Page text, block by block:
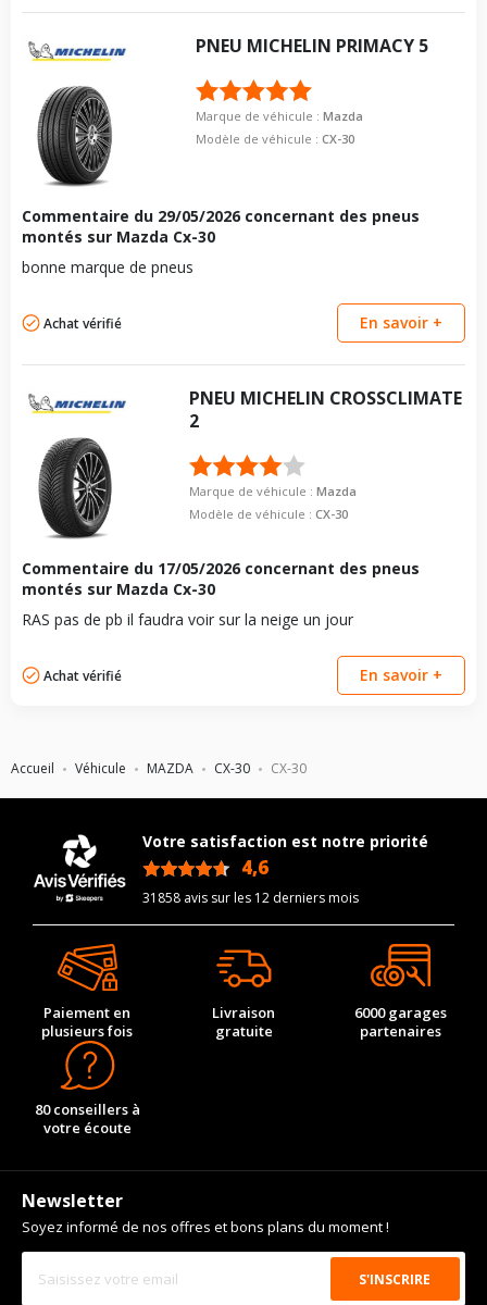
Accueil Véhicule MAZDA CX-30 CX-30
PNEU MICHELIN PRIMACY 5
Marque de véhicule : Mazda
Modèle de véhicule : CX-30
Commentaire du 29/05/2026 concernant des pneus
montés sur Mazda Cx-30
bonne marque de pneus
Achat vérifié En savoir +
PNEU MICHELIN CROSSCLIMATE
2
Marque de véhicule :Mazda
Modèle de véhicule :CX-30
Commentaire du 17/05/2026 concernant des pneus
montés sur Mazda Cx-30
RAS pas de pb il faudra voir sur la neige un jour
Achat vérifié En savoir +
Votre satisfaction est notre priorité
4,6
31858 avis sur les 12 derniers mois
Paiement en
plusieurs fois
Livraison
gratuite
6000 garages
partenaires
80 conseillers à
votre écoute
Newsletter
Soyez informé de nos offres et bons plans du moment !